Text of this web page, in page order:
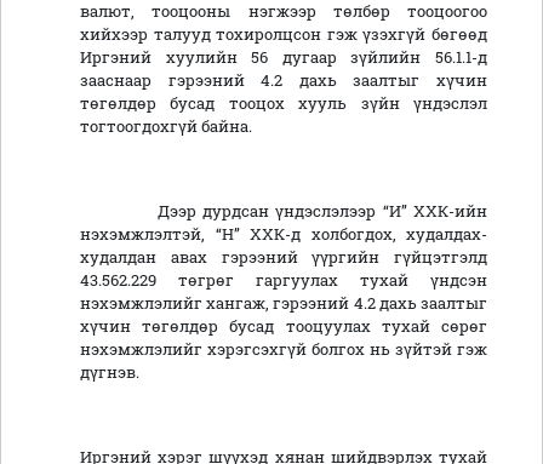
валют, тооцооны нэгжээр төлбөр тооцоогоо
хийхээр талууд тохиролцсон гэж үзэхгүй бөгөөд
Иргэний хуулийн 56 дугаар зүйлийн 56.1.1-д
зааснаар гэрээний 4.2 дахь заалтыг хүчин
төгөлдөр бусад тооцох хууль зүйн үндэслэл
тогтоогдохгүй байна.
Дээр дурдсан үндэслэлээр “И” ХХК-ийн
нэхэмжлэлтэй, “Н” ХХК-д холбогдох, худалдах-
худалдан авах гэрээний үүргийн гүйцэтгэлд
43.562.229 төгрөг гаргуулах тухай үндсэн
нэхэмжлэлийг хангаж, гэрээний 4.2 дахь заалтыг
хүчин төгөлдөр бусад тооцуулах тухай сөрөг
нэхэмжлэлийг хэрэгсэхгүй болгох нь зүйтэй гэж
дүгнэв.
Иргэний хэрэг шүүхэд хянан шийдвэрлэх тухай